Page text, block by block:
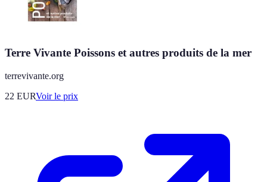
Terre Vivante Poissons et autres produits de la mer
terrevivante.org
22 EURVoir le prix